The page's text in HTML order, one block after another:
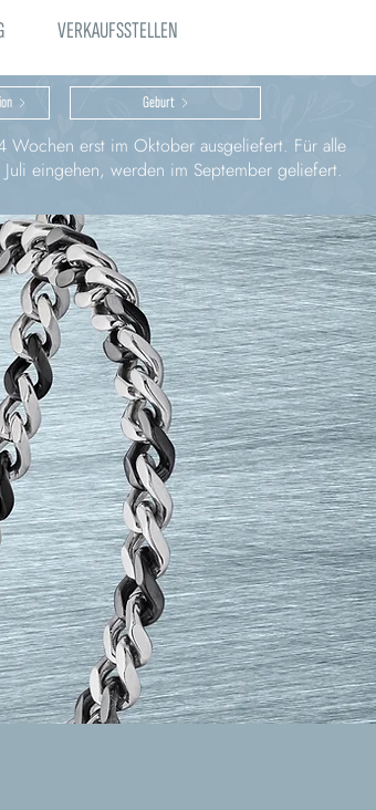
VERKAUFSSTELLEN
Geburt
Wochen erst im Oktober ausgeliefert. Für alle
eingehen, werden im September geliefert.